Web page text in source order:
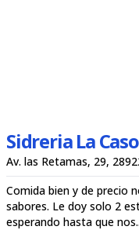
Sidreria La
Av. las Retamas, 29,
Comida bien y de precio
sabores. Le doy solo 2
esperando hasta que